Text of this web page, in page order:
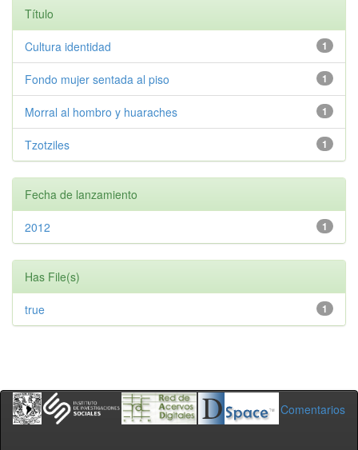
Título
1
Cultura identidad
1
Fondo mujer sentada al piso
1
Morral al hombro y huaraches
1
Tzotziles
Fecha de lanzamiento
1
2012
Has File(s)
1
true
Comentarios